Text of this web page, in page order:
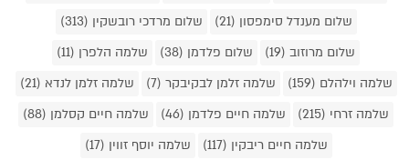
שלום מענדל סימפסון (21)
שלום מרדכי רובשקין (313)
שלום מרוזוב (19)
שלום פלדמן (38)
שלמה הלפרן (11)
שלמה וילהלם (159)
שלמה זלמן לבקיבקר (7)
שלמה זלמן לנדא (21)
שלמה זרחי (215)
שלמה חיים פלדמן (46)
שלמה חיים קסלמן (88)
שלמה חיים ריבקין (117)
שלמה יוסף זווין (17)